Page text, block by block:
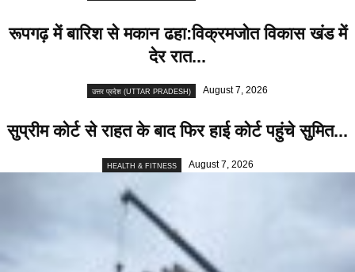
रूपगढ़ में बारिश से मकान ढहा:विक्रमजोत विकास खंड में
देर रात...
उत्तर प्रदेश (UTTAR PRADESH) August 7, 2026
सुप्रीम कोर्ट से राहत के बाद फिर हाई कोर्ट पहुंचे सुमित...
HEALTH & FITNESS August 7, 2026